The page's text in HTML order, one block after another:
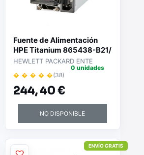
Fuente de Alimentación
HPE Titanium 865438-B21/
800W
HEWLETT PACKARD ENTE
� � � � �(38)
244,40 €
0 unidades
NO DISPONIBLE
ENVÍO GRATIS